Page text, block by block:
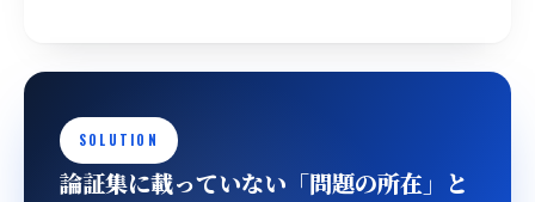
SOLUTION
論証集に載っていない「問題の所在」と